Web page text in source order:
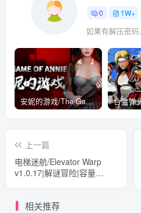
0 1W+
如果有解压密码
安妮的游戏/The Game of Annie v0.99981|射击动作|容量14.6GB|免安装绿色中文版
上一篇
电梯迷航/Elevator Warp
v1.0.17|解谜冒险|容量
相关推荐